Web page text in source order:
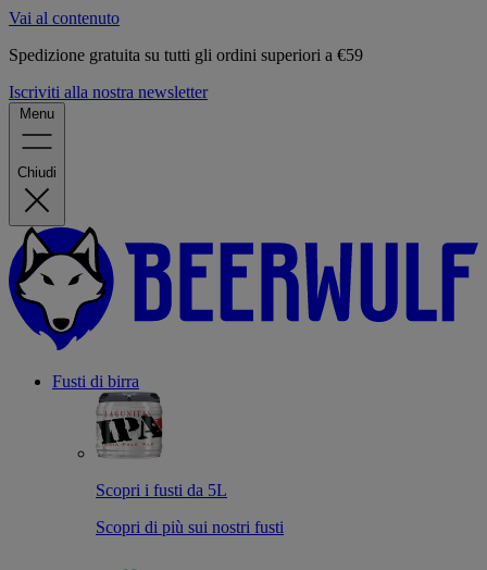
Vai al contenuto
Spedizione gratuita su tutti gli ordini superiori a €59
Iscriviti alla nostra newsletter
Menu
Chiudi
Fusti di birra
Scopri i fusti da 5L
Scopri di più sui nostri fusti